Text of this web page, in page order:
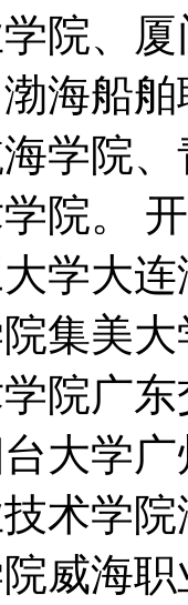
院、
海船
学院
院。
学大
集美
院广
大学
术学
威海